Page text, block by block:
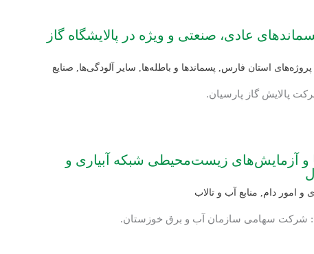
عادی، صنعتی و ویژه در پالایشگاه گاز
پروژه‌های استان فارس, پسماندها و باطله‌ها, سایر آلودگی‌ها, صنایع
پالایش گاز پارسیان.
و آزمایش‌های زیست‌محیطی شبکه آبیاری و
و امور دام, منابع آب و تالاب
شرکت سهامی سازمان آب و برق خوزستان.